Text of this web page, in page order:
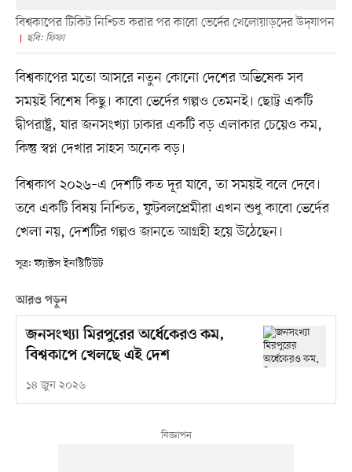
বিশ্বকাপের টিকিট নিশ্চিত করার পর কাবো ভের্দের খেলোয়াড়দের উদ্‌যাপন
ছবি: ফিফা
বিশ্বকাপের মতো আসরে নতুন কোনো দেশের অভিষেক সব
সময়ই বিশেষ কিছু। কাবো ভের্দের গল্পও তেমনই। ছোট্ট একটি
দ্বীপরাষ্ট্র, যার জনসংখ্যা ঢাকার একটি বড় এলাকার চেয়েও কম,
কিন্তু স্বপ্ন দেখার সাহস অনেক বড়।
বিশ্বকাপ ২০২৬–এ দেশটি কত দূর যাবে, তা সময়ই বলে দেবে।
তবে একটি বিষয় নিশ্চিত, ফুটবলপ্রেমীরা এখন শুধু কাবো ভের্দের
খেলা নয়, দেশটির গল্পও জানতে আগ্রহী হয়ে উঠেছেন।
সূত্র: ফ্যাক্টস ইনস্টিটিউট
আরও পড়ুন
জনসংখ্যা মিরপুরের অর্ধেকেরও কম,
বিশ্বকাপে খেলছে এই দেশ
১৪ জুন ২০২৬